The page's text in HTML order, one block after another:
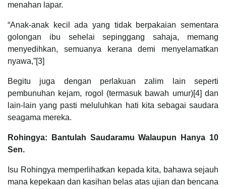
menahan lapar.
“Anak-anak kecil ada yang tidak berpakaian sementara
golongan ibu sehelai sepinggang sahaja, memang
menyedihkan, semuanya kerana demi menyelamatkan
nyawa,”[3]
Begitu juga dengan perlakuan zalim lain seperti
pembunuhan kejam, rogol (termasuk bawah umur)[4] dan
lain-lain yang pasti meluluhkan hati kita sebagai saudara
seagama mereka.
Rohingya: Bantulah Saudaramu Walaupun Hanya 10
Sen.
Isu Rohingya memperlihatkan kepada kita, bahawa sejauh
mana kepekaan dan kasihan belas atas ujian dan bencana